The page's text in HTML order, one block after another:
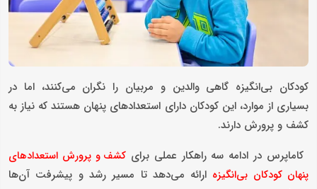
کودکان بی‌انگیزه گاهی والدین و مربیان را نگران می‌کنند، اما در
بسیاری از موارد، این کودکان دارای استعدادهای پنهان هستند که نیاز به
کشف و پرورش دارند.
کاماپرس در ادامه سه راهکار عملی برایکشف و پرورش استعدادهای
پنهان کودکان بی‌انگیزه ارائه می‌دهد تا مسیر رشد و پیشرفت آن‌ها